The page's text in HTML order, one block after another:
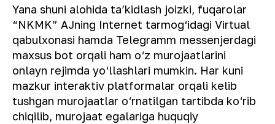
Yana shuni alohida ta’kidlash joizki, fuqarolar
“NKMK” AJning Internet tarmog‘idagi Virtual
qabulxonasi hamda Telegramm messenjerdagi
maxsus bot orqali ham o‘z murojaatlarini
onlayn rejimda yo‘llashlari mumkin. Har kuni
mazkur interaktiv platformalar orqali kelib
tushgan murojaatlar o‘rnatilgan tartibda ko‘rib
chiqilib, murojaat egalariga huquqiy